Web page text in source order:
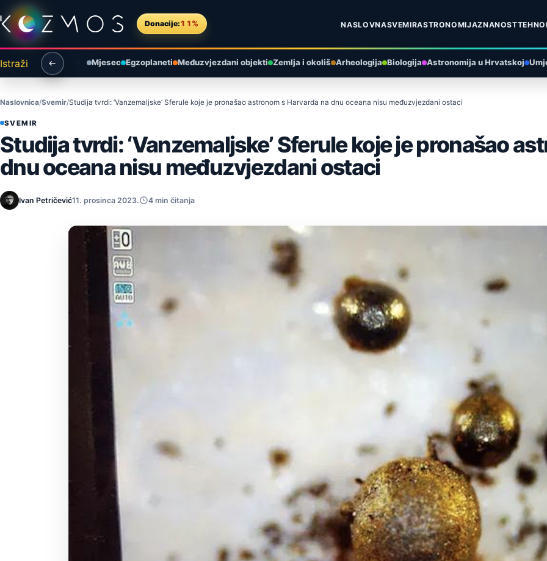
Preskoči na sadržaj
Donacije: 11% NASLOVNASVEMIRASTRONOMIJAZNANOST
Istraži Mjesec Egzoplaneti Međuzvjezdani objekti Zemlja i okoliš Arheologija Biologija Astronomija u Hrvatskoj
Naslovnica Svemir Studija tvrdi: ‘Vanzemaljske’ Sferule koje je pronašao astronom s Harvarda na dnu oceana nisu međuzvjezdani ostaci
SVEMIR
Studija tvrdi: ‘Vanzemaljske’ Sferule koje je pronašao
dnu oceana nisu međuzvjezdani ostaci
Ivan Petričević11. prosinca 2023. 4 min čitanja